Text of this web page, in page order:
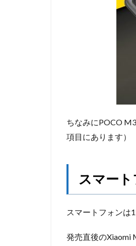
ちなみにPOCO
項目にあります）
スマー
スマートフォンは
発売直後のXiaomi